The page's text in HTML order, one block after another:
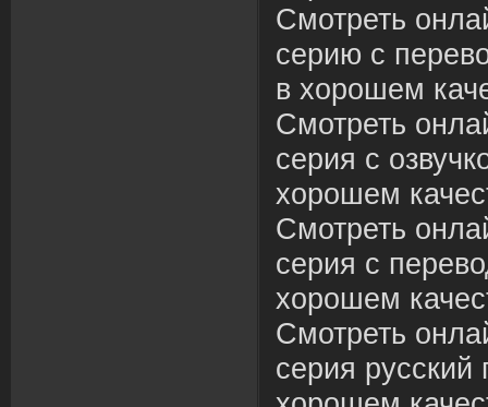
Смотреть
серию с
в хорошем
Смотреть
серия с
хорошем
Смотреть
серия с
хорошем
Смотреть
серия русский